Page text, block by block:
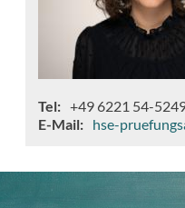
Tel
+49 6221 54-
E-Mail
hse-